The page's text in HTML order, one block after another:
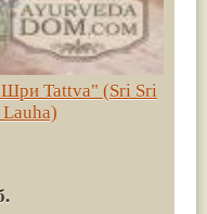
Tattva" (Sri Sri